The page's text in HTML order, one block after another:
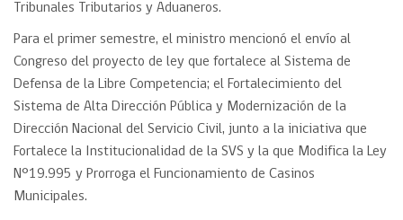
Tribunales Tributarios y Aduaneros.
Para el primer semestre, el ministro mencionó el envío al
Congreso del proyecto de ley que fortalece al Sistema de
Defensa de la Libre Competencia; el Fortalecimiento del
Sistema de Alta Dirección Pública y Modernización de la
Dirección Nacional del Servicio Civil, junto a la iniciativa que
Fortalece la Institucionalidad de la SVS y la que Modifica la Ley
N°19.995 y Prorroga el Funcionamiento de Casinos
Municipales.